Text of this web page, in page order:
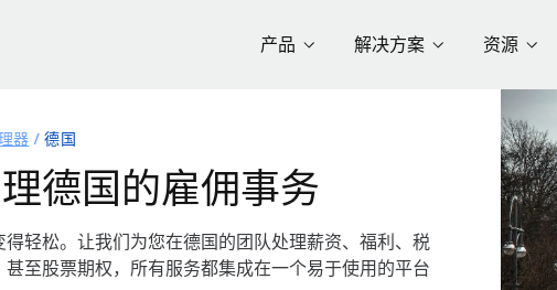
产品 解决方案 资源
器 德国
德国的雇佣事务
得轻松。让我们为您在德国的团队处理薪资、福利、税
甚至股票期权，所有服务都集成在一个易于使用的平台